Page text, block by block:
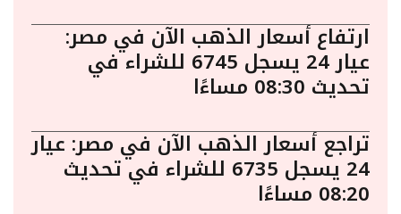
ارتفاع أسعار الذهب الآن في مصر:
عيار 24 يسجل 6745 للشراء في
تحديث 08:30 مساءًا
تراجع أسعار الذهب الآن في مصر: عيار
24 يسجل 6735 للشراء في تحديث
08:20 مساءًا